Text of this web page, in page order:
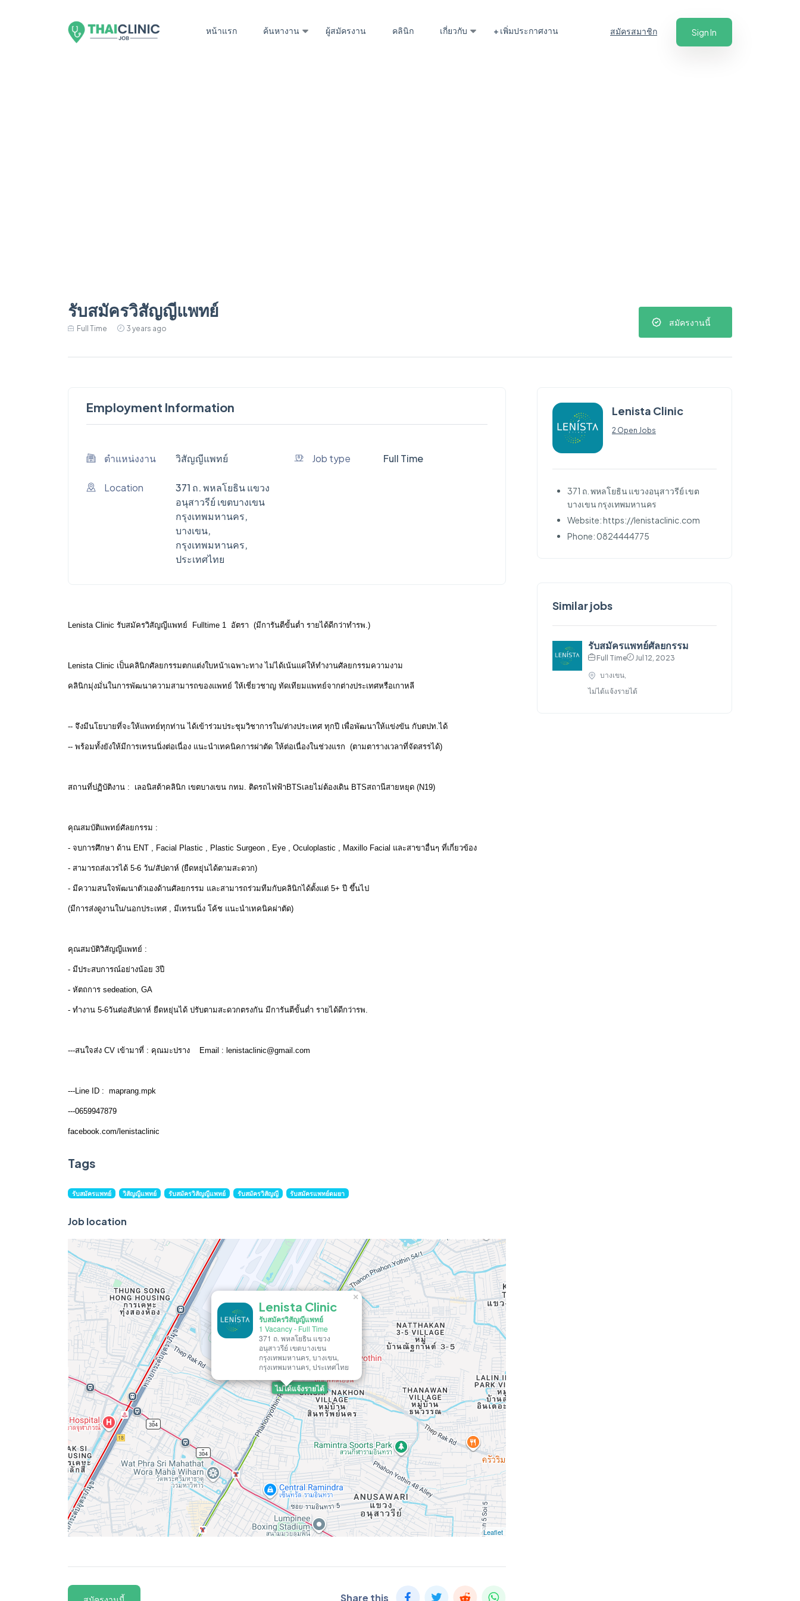
หน้าแรก ค้นหางาน ผู้สมัครงาน คลินิก เกี่ยวกับ + เพิ่มประกาศงาน สมัครสมาชิก Sign In
รับสมัครวิสัญญีแพทย์
Full Time 3 years ago
สมัครงานนี้
Employment Information
ตำแหน่งงาน วิสัญญีแพทย์ Job type Full Time
Location
371 ถ. พหลโยธิน แขวง
อนุสาวรีย์ เขตบางเขน
กรุงเทพมหานคร,
บางเขน,
กรุงเทพมหานคร,
ประเทศไทย
Lenista Clinic รับสมัครวิสัญญีแพทย์ Fulltime 1 อัตรา (มีการันตีขั้นต่ำ รายได้ดีกว่าทำรพ.)
Lenista Clinic เป็นคลินิกศัลยกรรมตกแต่งใบหน้าเฉพาะทาง ไม่ได้เน้นแค่ให้ทำงานศัลยกรรมความงาม
คลินิกมุ่งมั่นในการพัฒนาความสามารถของแพทย์ ให้เชี่ยวชาญ ทัดเทียมแพทย์จากต่างประเทศหรือเกาหลี
-- จึงมีนโยบายที่จะให้แพทย์ทุกท่าน ได้เข้าร่วมประชุมวิชาการใน/ต่างประเทศ ทุกปี เพื่อพัฒนาให้แข่งขัน กับตปท.ได้
-- พร้อมทั้งยังให้มีการเทรนนิ่งต่อเนื่อง แนะนำเทคนิคการผ่าตัด ให้ต่อเนื่องในช่วงแรก (ตามตารางเวลาที่จัดสรรได้)
สถานที่ปฏิบัติงาน : เลอนิสต้าคลินิก เขตบางเขน กทม. ติดรถไฟฟ้าBTSเลยไม่ต้องเดิน BTSสถานีสายหยุด (N19)
คุณสมบัติแพทย์ศัลยกรรม :
- จบการศึกษา ด้าน ENT , Facial Plastic , Plastic Surgeon , Eye , Oculoplastic , Maxillo Facial และสาขาอื่นๆ ที่เกี่ยวข้อง
- สามารถส่งเวรได้ 5-6 วัน/สัปดาห์ (ยืดหยุ่นได้ตามสะดวก)
- มีความสนใจพัฒนาตัวเองด้านศัลยกรรม และสามารถร่วมทีมกับคลินิกได้ตั้งแต่ 5+ ปี ขึ้นไป
(มีการส่งดูงานใน/นอกประเทศ , มีเทรนนิ่ง โค้ช แนะนำเทคนิคผ่าตัด)
คุณสมบัติวิสัญญีแพทย์ :
- มีประสบการณ์อย่างน้อย 3ปี
- หัตถการ sedeation, GA
- ทำงาน 5-6วันต่อสัปดาห์ ยืดหยุ่นได้ ปรับตามสะดวกตรงกัน มีการันตีขั้นต่ำ รายได้ดีกว่ารพ.
---สนใจส่ง CV เข้ามาที่ : คุณมะปราง Email : lenistaclinic@gmail.com
---Line ID : maprang.mpk
---0659947879
facebook.com/lenistaclinic
Tags
รับสมัครแพทย์ วิสัญญีแพทย์ รับสมัครวิสัญญีแพทย์ รับสมัครวิสัญญี รับสมัครแพทย์ดมยา
Job location
ไม่ได้แจ้งรายได้
Lenista Clinic
รับสมัครวิสัญญีแพทย์
1 Vacancy- Full Time
371 ถ. พหลโยธิน แขวง
อนุสาวรีย์ เขตบางเขน
กรุงเทพมหานคร, บางเขน,
กรุงเทพมหานคร, ประเทศไทย
×
Leaflet
Share this
Lenista Clinic
2 Open Jobs
371 ถ. พหลโยธิน แขวงอนุสาวรีย์ เขต
บางเขน กรุงเทพมหานคร
Website: https://lenistaclinic.com
Phone: 0824444775
Similar jobs
รับสมัครแพทย์ศัลยกรรม
Full Time
Jul 12, 2023
บางเขน,
ไม่ได้แจ้งรายได้